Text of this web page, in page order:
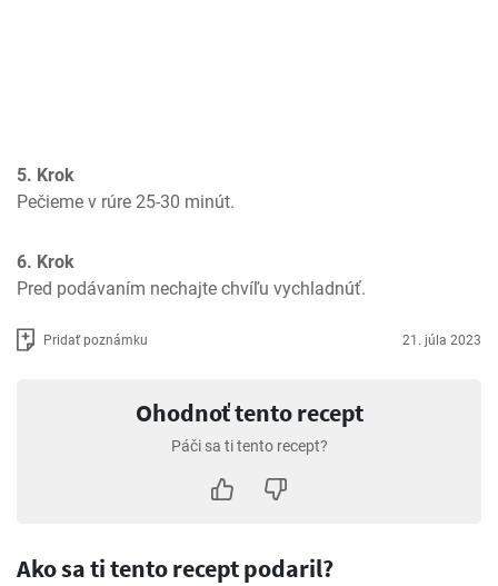
5. Krok
Pečieme v rúre 25-30 minút.
6. Krok
Pred podávaním nechajte chvíľu vychladnúť.
Pridať poznámku 21. júla 2023
Ohodnoť tento recept
Páči sa ti tento recept?
Ako sa ti tento recept podaril?